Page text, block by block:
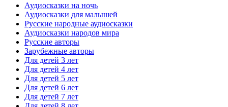
Аудиосказки на ночь
Аудиосказки для малышей
Русские народные аудиосказки
Аудиосказки народов мира
Русские авторы
Зарубежные авторы
Для детей 3 лет
Для детей 4 лет
Для детей 5 лет
Для детей 6 лет
Для детей 7 лет